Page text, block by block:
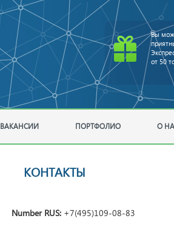
Вы
от 50
ВАКАНСИИ ПОРТФОЛИО О
КОНТАКТЫ
Number RUS: +7(495)109-08-83